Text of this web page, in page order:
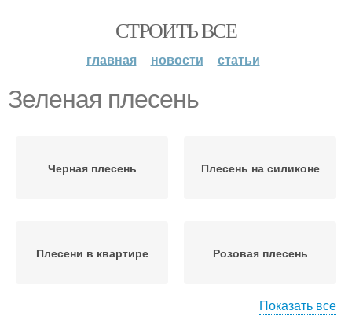
СТРОИТЬ ВСЕ
главная новости статьи
Зеленая плесень
Черная плесень Плесень на силиконе
Плесени в квартире Розовая плесень
Показать все